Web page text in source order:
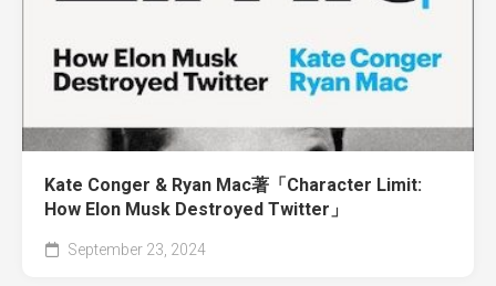
Kate Conger & Ryan Mac著「Character Limit:
How Elon Musk Destroyed Twitter」
September 23, 2024